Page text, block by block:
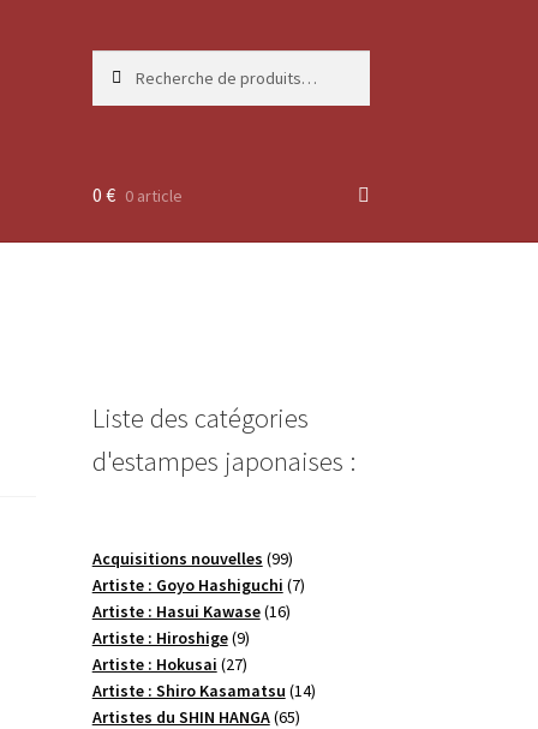
pour :
0 € 0 article
Liste des catégories
d'estampes japonaises :
Acquisitions nouvelles 9999
produits
Artiste : Goyo Hashiguchi 77
Artiste : Hasui Kawase 1616
Artiste : Hiroshige 99
produits
Artiste : Hokusai 2727
produits
Artiste : Shiro Kasamatsu 1414
Artistes du SHIN HANGA 6565